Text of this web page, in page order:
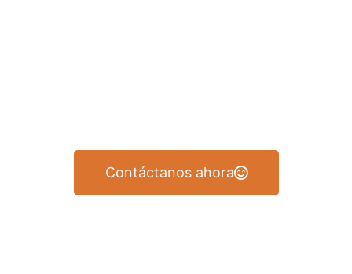
Contáctanos ahora